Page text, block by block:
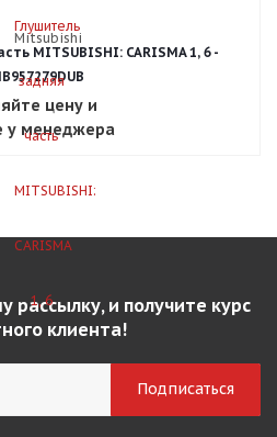
MITSUBISHI: CARISMA 1, 6 -
цену и
у менеджера
рассылку, и получите курс
клиента!